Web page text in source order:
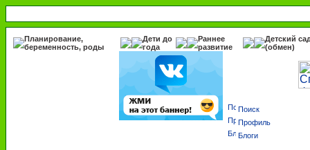
Планирование,
беременность, роды
Дети до
года
Раннее
развитие
Детский
(обмен)
Поиск
Профиль
Блоги